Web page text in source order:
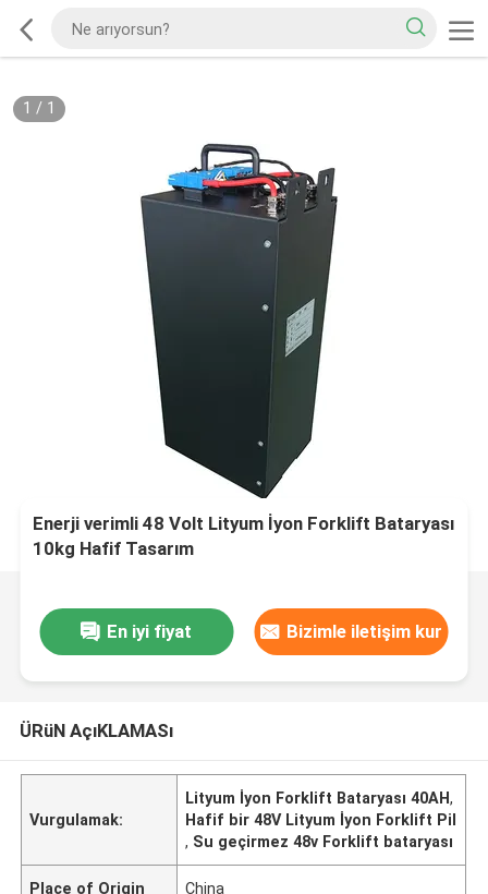
1 / 1
Enerji verimli 48 Volt Lityum İyon Forklift Bataryası
10kg Hafif Tasarım
En iyi fiyat Bizimle iletişim kur
ÜRüN AçıKLAMASı
Vurgulamak:
Lityum İyon Forklift Bataryası 40AH,
Hafif bir 48V Lityum İyon Forklift Pil
, Su geçirmez 48v Forklift bataryası
Place of Origin China